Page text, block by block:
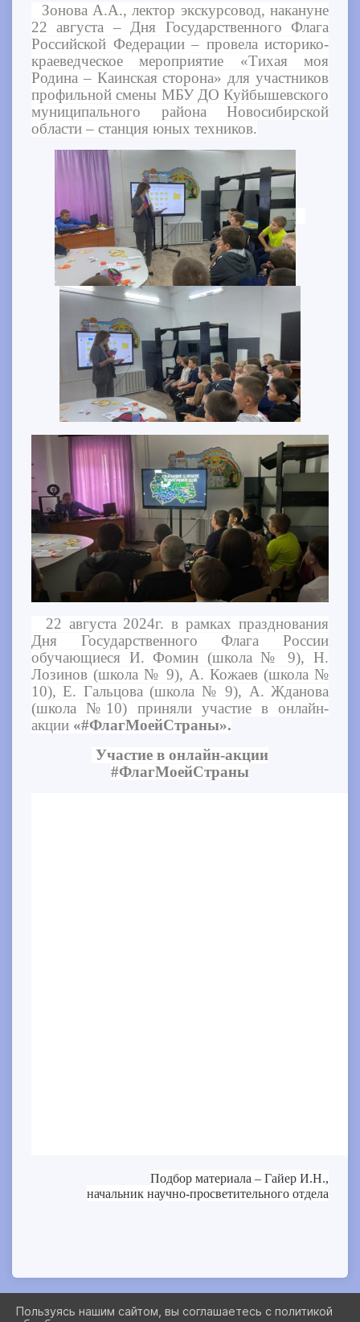
Зонова А.А., лектор экскурсовод, накануне
22 августа – Дня Государственного Флага
Российской Федерации – провела историко-
краеведческое мероприятие «Тихая моя
Родина – Каинская сторона» для участников
профильной смены МБУ ДО Куйбышевского
муниципального района Новосибирской
области – станция юных техников.
22 августа 2024г. в рамках празднования
Дня Государственного Флага России
обучающиеся И. Фомин (школа № 9), Н.
Лозинов (школа № 9), А. Кожаев (школа №
10), Е. Гальцова (школа № 9), А. Жданова
(школа №10) приняли участие в онлайн-
акции «#ФлагМоейСтраны».
Участие в онлайн-акции
#ФлагМоейСтраны
Подбор материала – Гайер И.Н.,
начальник научно-просветительного отдела
Пользуясь нашим сайтом, вы соглашаетесь с политикой